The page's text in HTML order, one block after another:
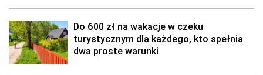
Do 600 zł na wakacje w czeku
turystycznym dla każdego, kto spełnia
dwa proste warunki